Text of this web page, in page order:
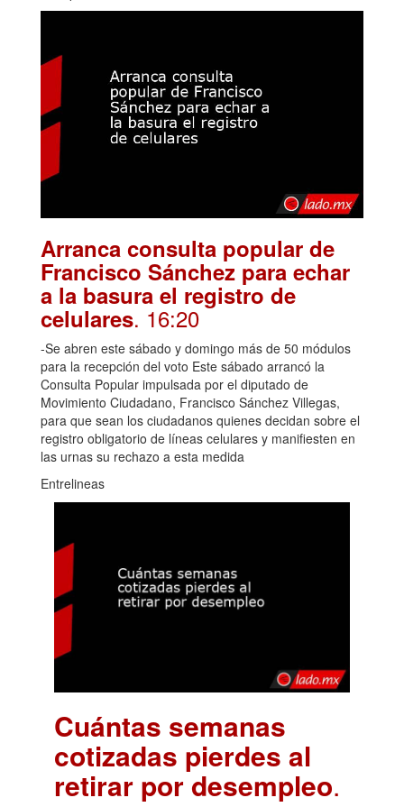
Arranca consulta popular de
Francisco Sánchez para echar
a la basura el registro de
celulares. 16:20
-Se abren este sábado y domingo más de 50 módulos
para la recepción del voto Este sábado arrancó la
Consulta Popular impulsada por el diputado de
Movimiento Ciudadano, Francisco Sánchez Villegas,
para que sean los ciudadanos quienes decidan sobre el
registro obligatorio de líneas celulares y manifiesten en
las urnas su rechazo a esta medida
Entrelineas
Cuántas semanas
cotizadas pierdes al
retirar por desempleo.